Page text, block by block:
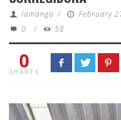
lamanga /
February
0
/ 58
0
SHARES